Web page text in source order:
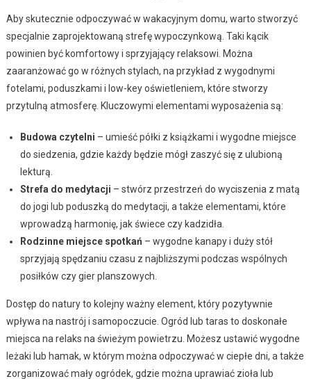
Aby skutecznie odpoczywać w wakacyjnym domu, warto stworzyć
specjalnie zaprojektowaną strefę wypoczynkową. Taki kącik
powinien być komfortowy i sprzyjający relaksowi. Można
zaaranżować go w różnych stylach, na przykład z wygodnymi
fotelami, poduszkami i low-key oświetleniem, które stworzy
przytulną atmosferę. Kluczowymi elementami wyposażenia są:
Budowa czytelni – umieść półki z książkami i wygodne miejsce
do siedzenia, gdzie każdy będzie mógł zaszyć się z ulubioną
lekturą.
Strefa do medytacji – stwórz przestrzeń do wyciszenia z matą
do jogi lub poduszką do medytacji, a także elementami, które
wprowadzą harmonię, jak świece czy kadzidła.
Rodzinne miejsce spotkań – wygodne kanapy i duży stół
sprzyjają spędzaniu czasu z najbliższymi podczas wspólnych
posiłków czy gier planszowych.
Dostęp do natury to kolejny ważny element, który pozytywnie
wpływa na nastrój i samopoczucie. Ogród lub taras to doskonałe
miejsca na relaks na świeżym powietrzu. Możesz ustawić wygodne
leżaki lub hamak, w którym można odpoczywać w ciepłe dni, a także
zorganizować mały ogródek, gdzie można uprawiać zioła lub